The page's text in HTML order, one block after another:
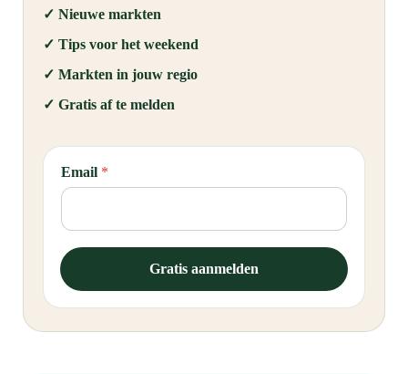
✓ Nieuwe markten
✓ Tips voor het weekend
✓ Markten in jouw regio
✓ Gratis af te melden
E
m
i
*
E
m
a
i
Email *
Gratis aanmelden